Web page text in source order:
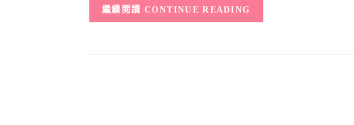
CONTINUE READING